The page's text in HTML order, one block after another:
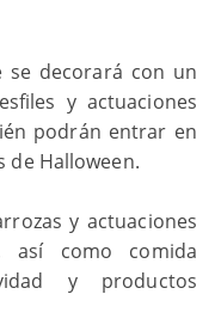
se decorará con un
y actuaciones
podrán entrar en
de Halloween.
y actuaciones
así como comida
y productos